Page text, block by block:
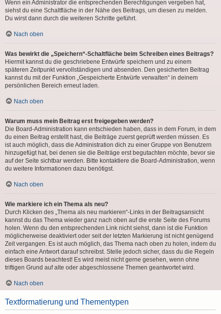
Wenn ein Administrator die entsprechenden Berechtigungen vergeben hat,
siehst du eine Schaltfläche in der Nähe des Beitrags, um diesen zu melden.
Du wirst dann durch die weiteren Schritte geführt.
Nach oben
Was bewirkt die „Speichern“-Schaltfläche beim Schreiben eines Beitrags?
Hiermit kannst du die geschriebene Entwürfe speichern und zu einem
späteren Zeitpunkt vervollständigen und absenden. Den gesicherten Beitrag
kannst du mit der Funktion „Gespeicherte Entwürfe verwalten“ in deinem
persönlichen Bereich erneut laden.
Nach oben
Warum muss mein Beitrag erst freigegeben werden?
Die Board-Administration kann entschieden haben, dass in dem Forum, in dem
du einen Beitrag erstellt hast, die Beiträge zuerst geprüft werden müssen. Es
ist auch möglich, dass die Administration dich zu einer Gruppe von Benutzern
hinzugefügt hat, bei denen sie die Beiträge erst begutachten möchte, bevor sie
auf der Seite sichtbar werden. Bitte kontaktiere die Board-Administration, wenn
du weitere Informationen dazu benötigst.
Nach oben
Wie markiere ich ein Thema als neu?
Durch Klicken des „Thema als neu markieren“-Links in der Beitragsansicht
kannst du das Thema wieder ganz nach oben auf die erste Seite des Forums
holen. Wenn du den entsprechenden Link nicht siehst, dann ist die Funktion
möglicherweise deaktiviert oder seit der letzten Markierung ist nicht genügend
Zeit vergangen. Es ist auch möglich, das Thema nach oben zu holen, indem du
einfach eine Antwort darauf schreibst. Stelle jedoch sicher, dass du die Regeln
dieses Boards beachtest! Es wird meist nicht gerne gesehen, wenn ohne
triftigen Grund auf alte oder abgeschlossene Themen geantwortet wird.
Nach oben
Textformatierung und Thementypen